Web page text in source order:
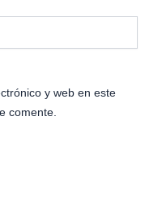
y web en este
comente.